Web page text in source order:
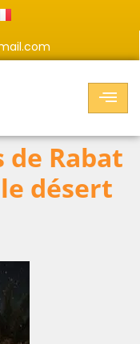
Rabat
désert